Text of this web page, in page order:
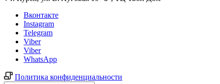
Вконтакте
Instagram
Telegram
Viber
Viber
WhatsApp
Политика конфиденциальности